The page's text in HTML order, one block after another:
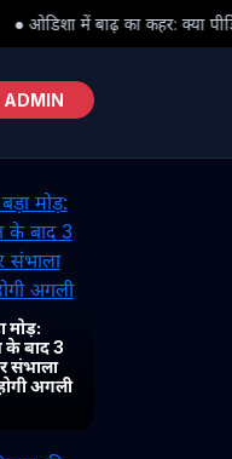
तक समय पर पहुंच पाएगी
ADMIN
मोड़:
के बाद 3
संभाला
अगली